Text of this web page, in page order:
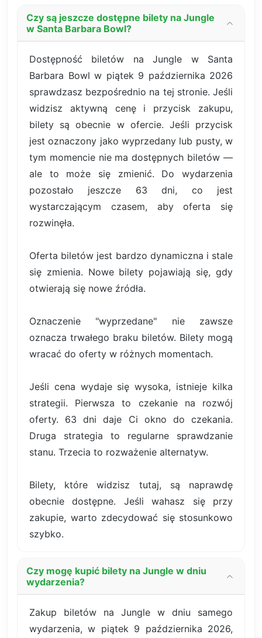
Czy są jeszcze dostępne bilety na Jungle
w Santa Barbara Bowl?
Dostępność biletów na Jungle w Santa
Barbara Bowl w piątek 9 października 2026
sprawdzasz bezpośrednio na tej stronie. Jeśli
widzisz aktywną cenę i przycisk zakupu,
bilety są obecnie w ofercie. Jeśli przycisk
jest oznaczony jako wyprzedany lub pusty, w
tym momencie nie ma dostępnych biletów —
ale to może się zmienić. Do wydarzenia
pozostało jeszcze 63 dni, co jest
wystarczającym czasem, aby oferta się
rozwinęła.
Oferta biletów jest bardzo dynamiczna i stale
się zmienia. Nowe bilety pojawiają się, gdy
otwierają się nowe źródła.
Oznaczenie "wyprzedane" nie zawsze
oznacza trwałego braku biletów. Bilety mogą
wracać do oferty w różnych momentach.
Jeśli cena wydaje się wysoka, istnieje kilka
strategii. Pierwsza to czekanie na rozwój
oferty. 63 dni daje Ci okno do czekania.
Druga strategia to regularne sprawdzanie
stanu. Trzecia to rozważenie alternatyw.
Bilety, które widzisz tutaj, są naprawdę
obecnie dostępne. Jeśli wahasz się przy
zakupie, warto zdecydować się stosunkowo
szybko.
Czy mogę kupić bilety na Jungle w dniu
wydarzenia?
Zakup biletów na Jungle w dniu samego
wydarzenia, w piątek 9 października 2026,